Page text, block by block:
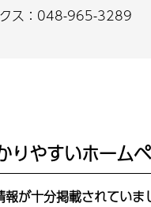
ス：048-965-3289
りやすいホーム
報が十分掲載されていま